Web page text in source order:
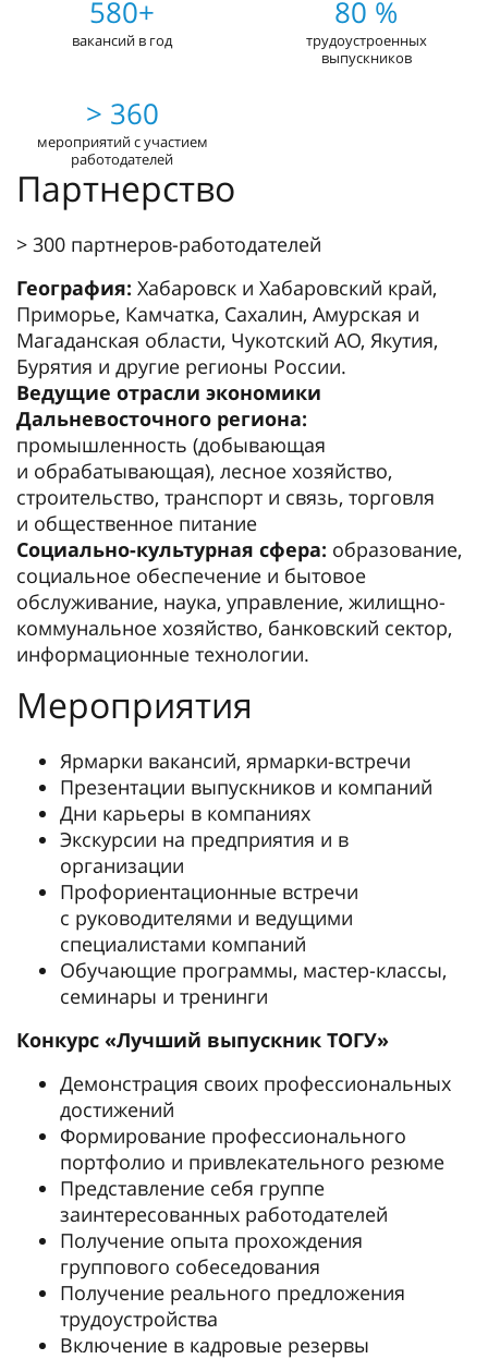
580+
вакансий в год
80 %
трудоустроенных
выпускников
> 360
мероприятий с участием
работодателей
Партнерство
> 300 партнеров-работодателей
География: Хабаровск и Хабаровский край,
Приморье, Камчатка, Сахалин, Амурская и
Магаданская области, Чукотский АО, Якутия,
Бурятия и другие регионы России.
Ведущие отрасли экономики
Дальневосточного региона:
промышленность (добывающая
и обрабатывающая), лесное хозяйство,
строительство, транспорт и связь, торговля
и общественное питание
Социально-культурная сфера: образование,
социальное обеспечение и бытовое
обслуживание, наука, управление, жилищно-
коммунальное хозяйство, банковский сектор,
информационные технологии.
Мероприятия
Ярмарки вакансий, ярмарки-встречи
Презентации выпускников и компаний
Дни карьеры в компаниях
Экскурсии на предприятия и в
организации
Профориентационные встречи
с руководителями и ведущими
специалистами компаний
Обучающие программы, мастер-классы,
семинары и тренинги
Конкурс «Лучший выпускник ТОГУ»
Демонстрация своих профессиональных
достижений
Формирование профессионального
портфолио и привлекательного резюме
Представление себя группе
заинтересованных работодателей
Получение опыта прохождения
группового собеседования
Получение реального предложения
трудоустройства
Включение в кадровые резервы